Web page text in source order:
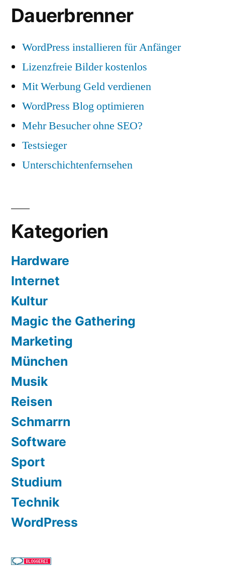
Dauerbrenner
WordPress installieren für Anfänger
Lizenzfreie Bilder kostenlos
Mit Werbung Geld verdienen
WordPress Blog optimieren
Mehr Besucher ohne SEO?
Testsieger
Unterschichtenfernsehen
Kategorien
Hardware
Internet
Kultur
Magic the Gathering
Marketing
München
Musik
Reisen
Schmarrn
Software
Sport
Studium
Technik
WordPress